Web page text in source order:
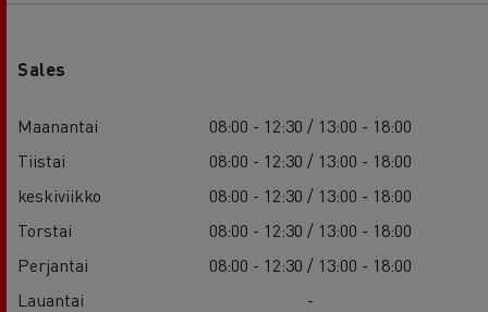
Sales
Maanantai
08:00 - 12:30 / 13:00 - 18:00
Tiistai
08:00 - 12:30 / 13:00 - 18:00
keskiviikko
08:00 - 12:30 / 13:00 - 18:00
Torstai
08:00 - 12:30 / 13:00 - 18:00
Perjantai
08:00 - 12:30 / 13:00 - 18:00
Lauantai
-